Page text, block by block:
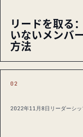
リードを取る
いないメンバ
方法
02
2022年11月8日 リーダーシ